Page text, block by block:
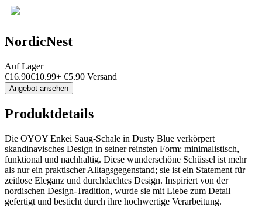
NordicNest
Auf Lager
€16.90€10.99+ €5.90 Versand
Angebot ansehen
Produktdetails
Die OYOY Enkei Saug-Schale in Dusty Blue verkörpert
skandinavisches Design in seiner reinsten Form: minimalistisch,
funktional und nachhaltig. Diese wunderschöne Schüssel ist mehr
als nur ein praktischer Alltagsgegenstand; sie ist ein Statement für
zeitlose Eleganz und durchdachtes Design. Inspiriert von der
nordischen Design-Tradition, wurde sie mit Liebe zum Detail
gefertigt und besticht durch ihre hochwertige Verarbeitung.